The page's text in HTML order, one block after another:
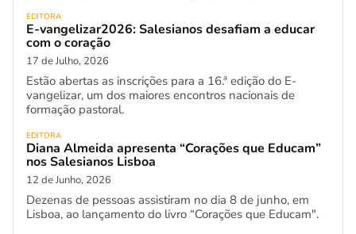
EDITORA
E-vangelizar2026: Salesianos desafiam a educar
com o coração
17 de Julho, 2026
Estão abertas as inscrições para a 16.ª edição do E-
vangelizar, um dos maiores encontros nacionais de
formação pastoral.
EDITORA
Diana Almeida apresenta “Corações que Educam”
nos Salesianos Lisboa
12 de Junho, 2026
Dezenas de pessoas assistiram no dia 8 de junho, em
Lisboa, ao lançamento do livro “Corações que Educam".